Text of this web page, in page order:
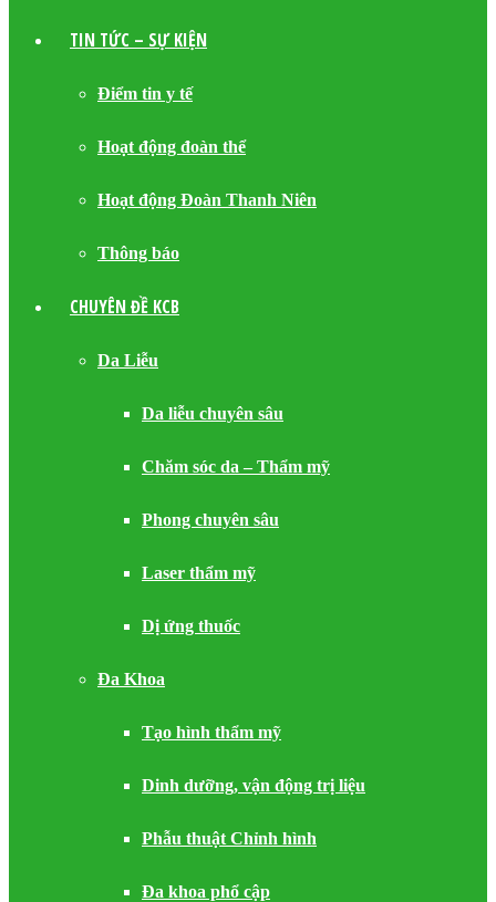
TIN TỨC – SỰ KIỆN
Điểm tin y tế
Hoạt động đoàn thể
Hoạt động Đoàn Thanh Niên
Thông báo
CHUYÊN ĐỀ KCB
Da Liễu
Da liễu chuyên sâu
Chăm sóc da – Thẩm mỹ
Phong chuyên sâu
Laser thẩm mỹ
Dị ứng thuốc
Đa Khoa
Tạo hình thẩm mỹ
Dinh dưỡng, vận động trị liệu
Phẫu thuật Chỉnh hình
Đa khoa phổ cập